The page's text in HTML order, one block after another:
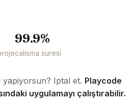
99.9%
calisma suresi
yapiyorsun? Iptal et. Playcode
uygulamayı çalıştırabilir.